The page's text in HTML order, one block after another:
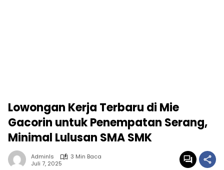
Lowongan Kerja Terbaru di Mie
Gacorin untuk Penempatan Serang,
Minimal Lulusan SMA SMK
Adminls
3 Min Baca
Juli 7, 2025